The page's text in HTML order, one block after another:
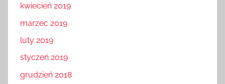
kwiecień 2019
marzec 2019
luty 2019
styczeń 2019
grudzień 2018